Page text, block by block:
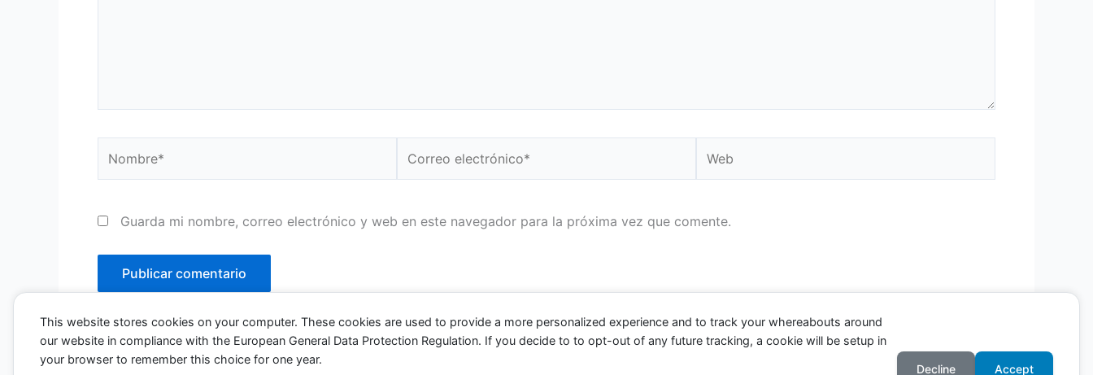
electrónico*
Guarda mi nombre, correo electrónico y web en este navegador para la próxima vez que comente.
This website stores cookies on your computer. These cookies are used to provide a more personalized experience and to track your whereabouts around
our website in compliance with the European General Data Protection Regulation. If you decide to to opt-out of any future tracking, a cookie will be setup in
your browser to remember this choice for one year.
Decline Accept